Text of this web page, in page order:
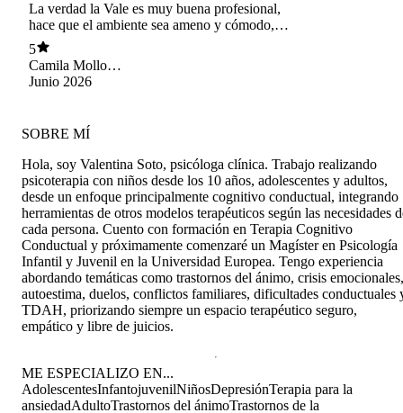
La verdad la Vale es muy buena profesional,
hace que el ambiente sea ameno y cómodo,
además de ser atenta y calida con sus pacientes,
manteniendo una disponibilidad aún fuera de los
45min de Terapia. 🫶🏼
5
Camila Mollo
Ticuna
Junio 2026
SOBRE MÍ
Hola, soy Valentina Soto, psicóloga clínica. Trabajo realizando
psicoterapia con niños desde los 10 años, adolescentes y adultos,
desde un enfoque principalmente cognitivo conductual, integrando
herramientas de otros modelos terapéuticos según las necesidades
cada persona. Cuento con formación en Terapia Cognitivo
Conductual y próximamente comenzaré un Magíster en Psicología
Infantil y Juvenil en la Universidad Europea. Tengo experiencia
abordando temáticas como trastornos del ánimo, crisis emocionales,
autoestima, duelos, conflictos familiares, dificultades conductuales
TDAH, priorizando siempre un espacio terapéutico seguro,
empático y libre de juicios.
ME ESPECIALIZO EN...
AdolescentesInfantojuvenilNiñosDepresiónTerapia para la
ansiedadAdultoTrastornos del ánimoTrastornos de la